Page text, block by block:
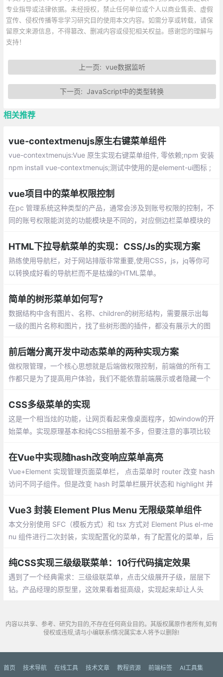
专业指导或法律依据。未经授权，禁止任何单位或个人以商业售卖、虚假
宣传、侵权传播等非学习研究目的使用本文内容。如需分享或转载，请保
留原文来源信息，不得篡改、删减内容或侵犯相关权益。感谢您的理解与
支持！
上一页: vue数据监听
下一页:JavaScript中的类型转换
相关推荐
vue-contextmenujs原生右键菜单组件
vue-contextmenujs:Vue 原生实现右键菜单组件, 零依赖;npm 安装
npm install vue-contextmenujs;测试中使用的是element-ui图标 ;
vue项目中的菜单权限控制
在pc 管理系统这种类型的产品，通常会涉及到账号权限的控制，不
同的账号权限能浏览的功能模块是不同的，对应侧边栏菜单模块的
统，项目首页直接就是dashboard 或者 index页面
HTML下拉导航菜单的实现：CSS/Js的实现方案
熟练使用导航栏，对于网站排版非常重要,使用CSS，js，jq等你可
以转换成好看的导航栏而不是枯燥的HTML菜单。
简单的树形菜单如何写?
数据结构中含有图片、名称、children的树形结构，需要展示出每
一级的图片名称和图片，找了些树形图的插件，都没有展示大的图
前后端分离开发中动态菜单的两种实现方案
做权限管理，一个核心思想就是后端做权限控制，前端做的所有工
作都只是为了提高用户体验，我们不能依靠前端展示或者隐藏一个
输入邮箱地址，前端校验之后，后端还是要校验
CSS多级菜单的实现
这是一个相当炫的功能，让网页看起来像桌面程序，如window的开
始菜单。实现原理基本和纯CSS相册差不多，但要注意的事项比较
在Vue中实现随hash改变响应菜单高亮
Vue+Element 实现管理页面菜单栏， 点击菜单时 router 改变 hash
访问不同子组件。但是改变 hash 时菜单栏展开状态和 highlight 并
Vue3 封装 Element Plus Menu 无限级菜单组件
本文分别使用 SFC（模板方式）和 tsx 方式对 Element Plus el-me
nu 组件进行二次封装，实现配置化的菜单，有了配置化的菜单，后
纯CSS实现三级级联菜单：10行代码搞定效果
遇到了一个经典需求：三级级联菜单，点击父级展开子级，层层下
钻。产品经理的原型里，这效果看着挺高级，实现起来却让人头
内容以共享、参考、研究为目的,不存在任何商业目的。其版权属原作者所有,如有
侵权或违规,请与小编联系!情况属实本人将予以删除!
首页 技术导航 在线工具 技术文章 教程资源 前端标签
AI工具集